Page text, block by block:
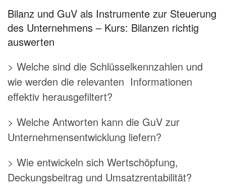
Bilanz und GuV als Instrumente zur Steuerung
des Unternehmens – Kurs: Bilanzen richtig
auswerten
> Welche sind die Schlüsselkennzahlen und
wie werden die relevanten Informationen
effektiv herausgefiltert?
> Welche Antworten kann die GuV zur
Unternehmensentwicklung liefern?
> Wie entwickeln sich Wertschöpfung,
Deckungsbeitrag und Umsatzrentabilität?